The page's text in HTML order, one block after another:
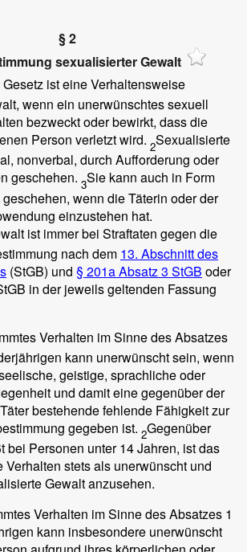
§ 2
sexualisierter Gewalt
ist eine Verhaltensweise
wenn ein unerwünschtes sexuell
bezweckt oder bewirkt, dass die
Person verletzt wird. 2Sexualisierte
nonverbal, durch Aufforderung oder
geschehen. 3Sie kann auch in Form
wenn die Täterin oder der
einzustehen hat.
ist immer bei Straftaten gegen die
nach dem 13. Abschnitt des
(StGB) und § 201a Absatz 3 StGB oder
in der jeweils geltenden Fassung
Verhalten im Sinne des Absatzes
kann unerwünscht sein, wenn
geistige, sprachliche oder
und damit eine gegenüber der
bestehende fehlende Fähigkeit zur
gegeben ist. 2Gegenüber
bei Personen unter 14 Jahren, ist das
Verhalten stets als unerwünscht und
Gewalt anzusehen.
Verhalten im Sinne des Absatzes 1
kann insbesondere unerwünscht